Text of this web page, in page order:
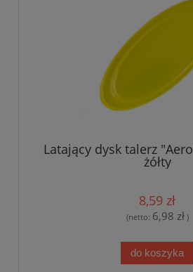
Latający dysk talerz
żółty
8,59 zł
(netto: 6,98 zł)
do koszyka